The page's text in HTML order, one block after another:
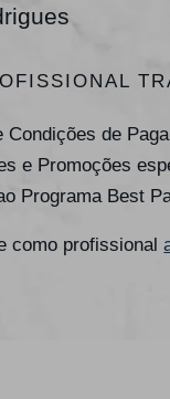
Condições de
e Promoções
Programa Best
como profissional